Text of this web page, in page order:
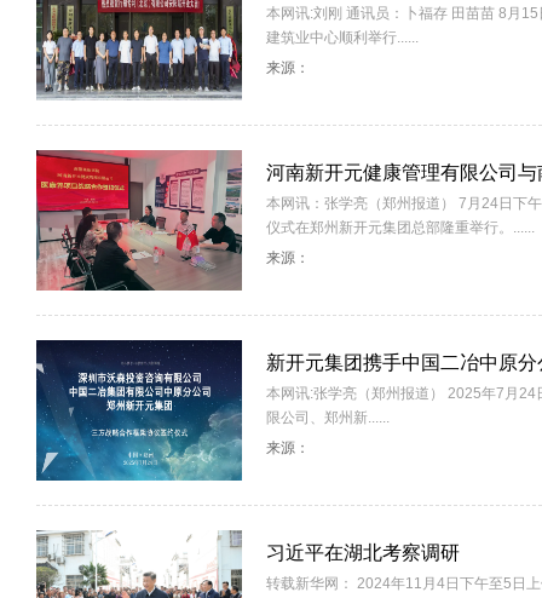
本网讯:刘刚 通讯员：卜福存 田苗苗 8月
建筑业中心顺利举行......
来源：
河南新开元健康管理有限公司
本网讯：张学亮（郑州报道） 7月24日下
仪式在郑州新开元集团总部隆重举行。......
来源：
新开元集团携手中国二冶中原分
本网讯:张学亮（郑州报道） 2025年7月
限公司、郑州新......
来源：
习近平在湖北考察调研
转载新华网： 2024年11月4日下午至5日